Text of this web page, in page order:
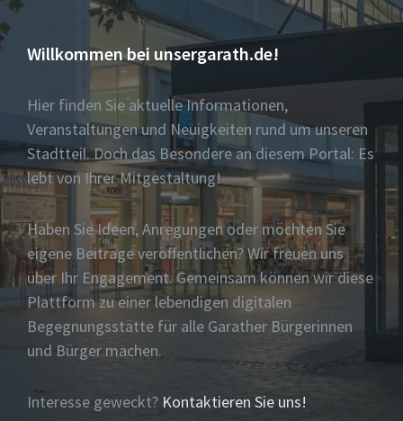
Willkommen bei unsergarath.de!
Hier finden Sie aktuelle Informationen,
Veranstaltungen und Neuigkeiten rund um unseren
Stadtteil. Doch das Besondere an diesem Portal: Es
lebt von Ihrer Mitgestaltung!
Haben Sie Ideen, Anregungen oder möchten Sie
eigene Beiträge veröffentlichen? Wir freuen uns
über Ihr Engagement. Gemeinsam können wir diese
Plattform zu einer lebendigen digitalen
Begegnungsstätte für alle Garather Bürgerinnen
und Bürger machen.
Interesse geweckt? Kontaktieren Sie uns!